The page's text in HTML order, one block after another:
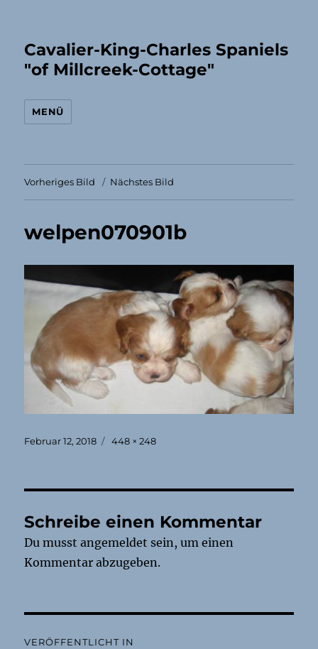
Cavalier-King-Charles Spaniels
"of Millcreek-Cottage"
MENÜ
Vorheriges Bild Nächstes Bild
welpen070901b
Veröffentlicht
Februar 12, 2018 Originalgröße
448 × 248
Schreibe einen Kommentar
Du musstangemeldet sein, um einen
Kommentar abzugeben.
VERÖFFENTLICHT IN